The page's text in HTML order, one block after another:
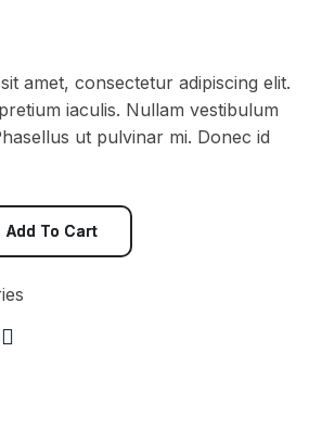
amet, consectetur adipiscing elit.
iaculis. Nullam vestibulum
ut pulvinar mi. Donec id
Add To Cart